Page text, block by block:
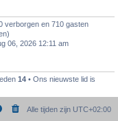
verborgen en 710 gasten
06, 2026 12:11 am
14 • Ons nieuwste lid is
Alle tijden zijn UTC+02:00